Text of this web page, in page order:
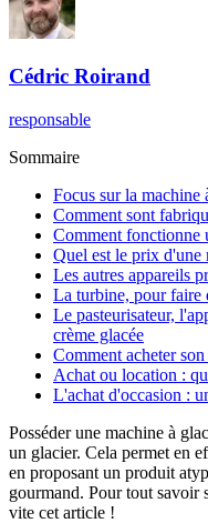
Cédric Roirand
responsable
Sommaire
Focus sur la machine
Comment sont
Comment fonctionne
Quel est le prix d'une
Les autres appareils
La turbine, pour faire
Le pasteurisateur,
crème glacée
Comment acheter
Achat ou location :
L'achat d'occasion :
Posséder une machine à
un glacier. Cela permet en
en proposant un produit
gourmand. Pour tout savoir
vite cet article !